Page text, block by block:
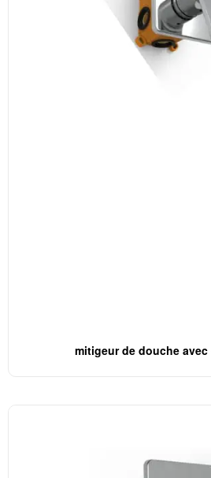
mitigeur de douche